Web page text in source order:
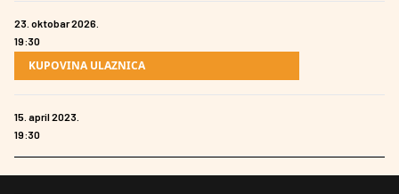
23. oktobar 2026.
19:30
KUPOVINA ULAZNICA
15. april 2023.
19:30